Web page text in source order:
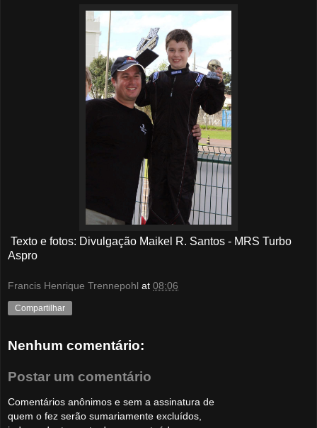
Texto e fotos: Divulgação Maikel R. Santos - MRS Turbo
Aspro
Francis Henrique Trennepohl at 08:06
Compartilhar
Nenhum comentário:
Postar um comentário
Comentários anônimos e sem a assinatura de
quem o fez serão sumariamente excluídos,